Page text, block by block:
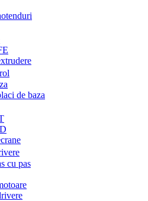
de baza
cu pas